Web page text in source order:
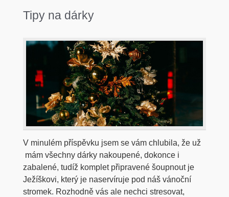
Tipy na dárky
V minulém příspěvku jsem se vám chlubila, že už
mám všechny dárky nakoupené, dokonce i
zabalené, tudíž komplet připravené šoupnout je
Ježíškovi, který je naservíruje pod náš vánoční
stromek. Rozhodně vás ale nechci stresovat,